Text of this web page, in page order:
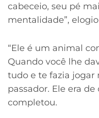
cabeceio, seu pé
mentalidade”,
“Ele é um animal
Quando você lhe
tudo e te fazia jogar
passador. Ele era
completou.